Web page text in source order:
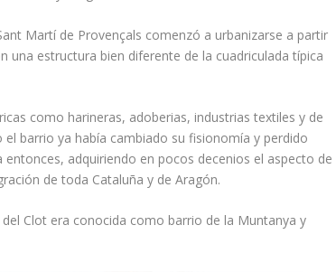
Martí de Provençals comenzó a urbanizarse a partir
estructura bien diferente de la cuadriculada típica
como harineras, adoberias, industrias textiles y de
barrio ya había cambiado su fisionomía y perdido
adquiriendo en pocos decenios el aspecto de
de toda Cataluña y de Aragón.
Clot era conocida como barrio de la Muntanya y